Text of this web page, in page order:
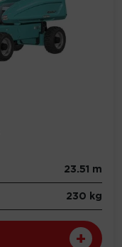
23.51 m
230 kg